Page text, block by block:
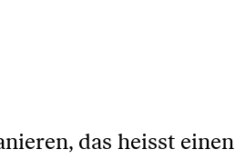
das heisst einen